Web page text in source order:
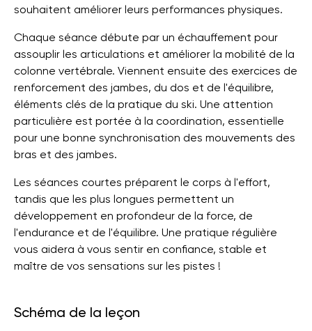
souhaitent améliorer leurs performances physiques.
Chaque séance débute par un échauffement pour
assouplir les articulations et améliorer la mobilité de la
colonne vertébrale. Viennent ensuite des exercices de
renforcement des jambes, du dos et de l'équilibre,
éléments clés de la pratique du ski. Une attention
particulière est portée à la coordination, essentielle
pour une bonne synchronisation des mouvements des
bras et des jambes.
Les séances courtes préparent le corps à l'effort,
tandis que les plus longues permettent un
développement en profondeur de la force, de
l'endurance et de l'équilibre. Une pratique régulière
vous aidera à vous sentir en confiance, stable et
maître de vos sensations sur les pistes !
Schéma de la leçon